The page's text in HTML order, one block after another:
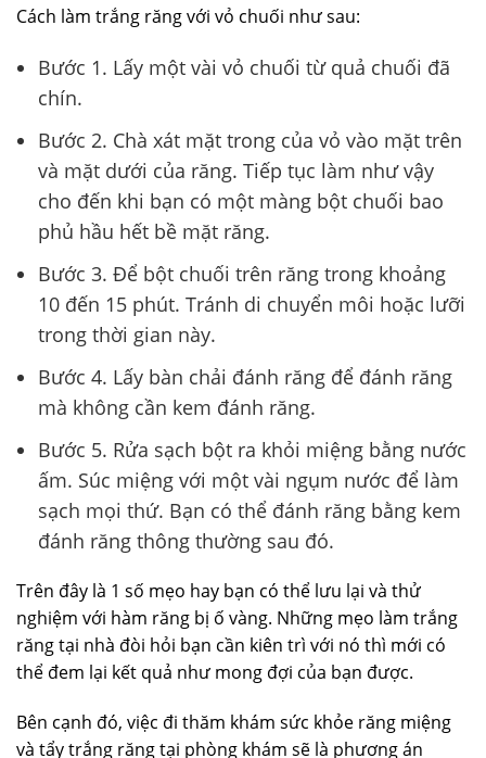
Cách làm trắng răng với vỏ chuối như sau:
Bước 1. Lấy một vài vỏ chuối từ quả chuối đã
chín.
Bước 2. Chà xát mặt trong của vỏ vào mặt trên
và mặt dưới của răng. Tiếp tục làm như vậy
cho đến khi bạn có một màng bột chuối bao
phủ hầu hết bề mặt răng.
Bước 3. Để bột chuối trên răng trong khoảng
10 đến 15 phút. Tránh di chuyển môi hoặc lưỡi
trong thời gian này.
Bước 4. Lấy bàn chải đánh răng để đánh răng
mà không cần kem đánh răng.
Bước 5. Rửa sạch bột ra khỏi miệng bằng nước
ấm. Súc miệng với một vài ngụm nước để làm
sạch mọi thứ. Bạn có thể đánh răng bằng kem
đánh răng thông thường sau đó.
Trên đây là 1 số mẹo hay bạn có thể lưu lại và thử
nghiệm với hàm răng bị ố vàng. Những mẹo làm trắng
răng tại nhà đòi hỏi bạn cần kiên trì với nó thì mới có
thể đem lại kết quả như mong đợi của bạn được.
Bên cạnh đó, việc đi thăm khám sức khỏe răng miệng
và tẩy trắng răng tại phòng khám sẽ là phương án